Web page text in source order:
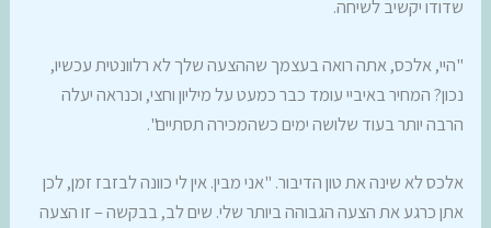
שדודו יקשיב לשיחה.
"היי, אלכס, אתה רואה בעצמך שההצעה שלך לא רלוונטית עכשיו,
נכון? המחיר באיביי עומד כבר כמעט על מיליון וחצי, וכנראה יעלה
הרבה יותר בעוד שלושה ימים כשהמכירה תסתיים".
אלכס לא שינה את טון הדיבור. "אני מבין. אין לי כוונה לבזבז זמן, לכן
אתן כרגע את הצעה הגבוהה ביותר שלי. שים לב, בבקשה – זו הצעה